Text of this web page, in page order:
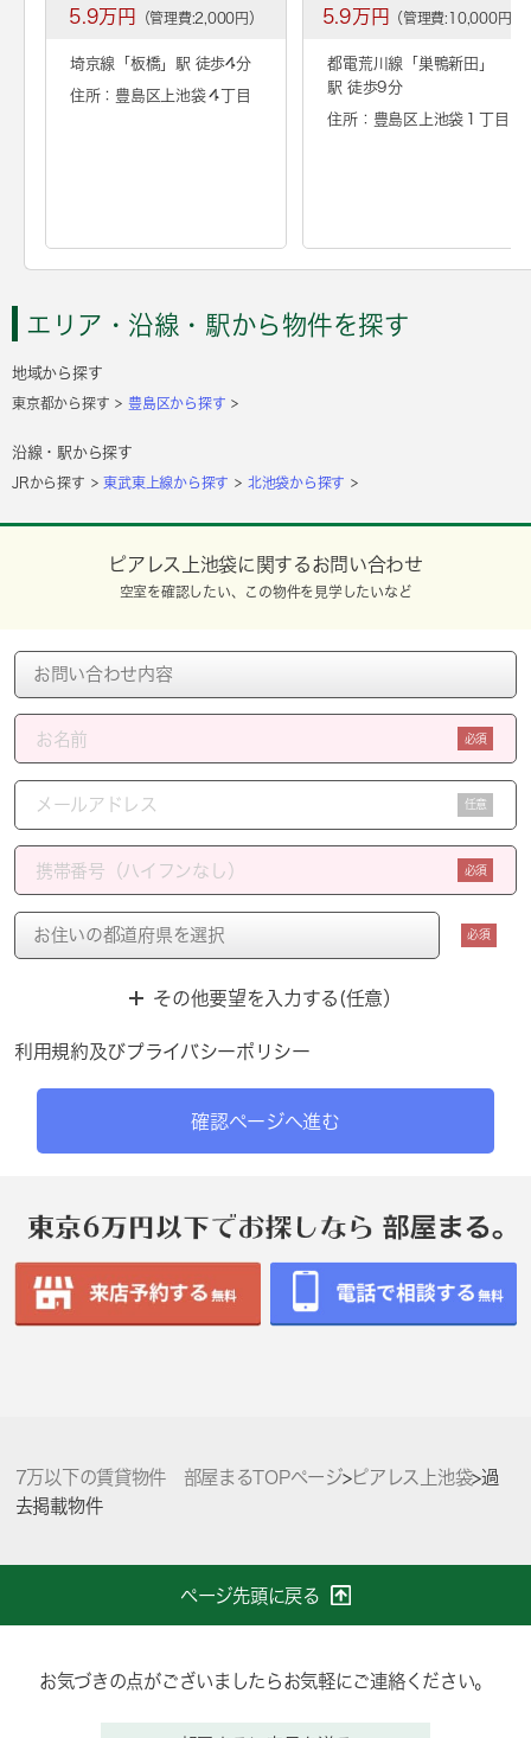
5.9万円 （管理費:2,000円）
埼京線「 板橋」駅 徒歩4分
住所：豊島区上池袋４丁目
5.9万円 （管理費:10,000円）
都電荒川線「 巣鴨新田 」
駅 徒歩9分
住所：豊島区上池袋１丁目
エリア・沿線・駅から物件を探す
地域から探す
東京都から探す 豊島区から探す
沿線・駅から探す
JRから探す 東武東上線から探す 北池袋から探す
ピアレス上池袋に関するお問い合わせ
空室を確認したい、この物件を見学したいなど
必須
任意
必須
必須
その他要望を入力する(任意）
利用規約及びプライバシーポリシー
確認ページへ進む
7万以下の賃貸物件 部屋まるTOPページ>ピアレス上池袋>過
去掲載物件
ページ先頭に戻る
お気づきの点がございましたらお気軽にご連絡ください。